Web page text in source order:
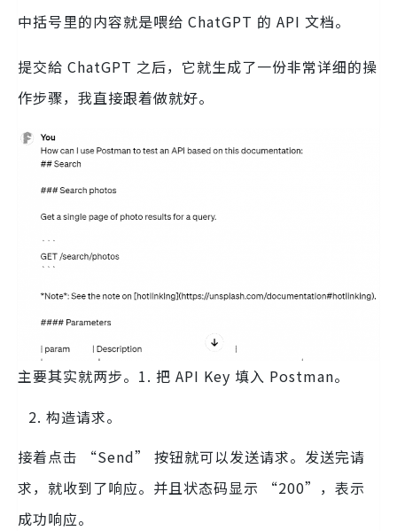
中括号里的内容就是喂给 ChatGPT 的 API 文档。
提交給 ChatGPT 之后，它就生成了一份非常详细的操
作步骤，我直接跟着做就好。
主要其实就两步。1. 把 API Key 填入 Postman。
构造请求。
接着点击 “Send” 按钮就可以发送请求。发送完请
求，就收到了响应。并且状态码显示 “200”，表示
成功响应。